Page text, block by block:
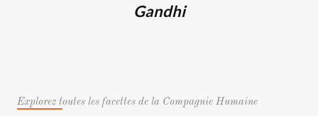
Gandhi
Explorez toutes les facettes de la Compagnie Humaine